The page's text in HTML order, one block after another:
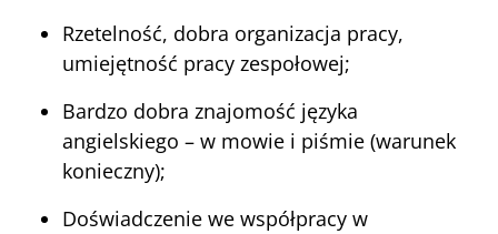
Rzetelność, dobra organizacja pracy,
umiejętność pracy zespołowej;
Bardzo dobra znajomość języka
angielskiego – w mowie i piśmie (warunek
konieczny);
Doświadczenie we współpracy w